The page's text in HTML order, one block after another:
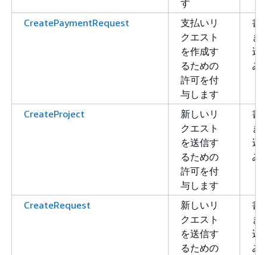
す
CreatePaymentRequest
支払いリ
クエスト
を作成す
るための
許可を付
与します
書
き
込
み
CreateProject
新しいリ
クエスト
を送信す
るための
許可を付
与します
書
き
込
み
CreateRequest
新しいリ
クエスト
を送信す
るための
書
き
込
み